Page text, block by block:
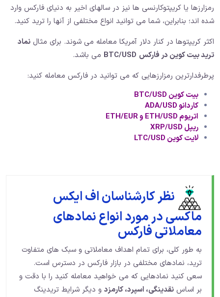
رمزارزها یا کریپتوکارنسی ها نیز در سالهای اخیر به دنیای فارکس وارد
شده اند؛ بنابراین، شما می توانید انواع مختلفی از آنها را ترید کنید.
اکثر کریپتوها در کنار دلار آمریکا معامله می شوند. برای مثال نماد
ترید بیت کوین در فارکس BTC/USD می باشد.
پرطرفدارترین رمزارزهایی که می توانید در فارکس معامله کنید:
بیت کوین BTC/USD
کاردانو ADA/USD
اتریوم ETH/USD و ETH/EUR
ریپل XRP/USD
لایت کوین LTC/USD
نظر کارشناسان اف ایکس
ماکسی در مورد انواع نمادهای
معاملاتی فارکس
به طور کلی، برای تمام اهداف معاملاتی و سبک های متفاوت
ترید، نمادهای مختلفی در بازار فارکس در دسترس است.
سعی کنید نمادهایی که می خواهید معامله کنید را با دقت و
بر اساس نقدینگی، اسپرد، کارمزد و دیگر شرایط تریدینگ